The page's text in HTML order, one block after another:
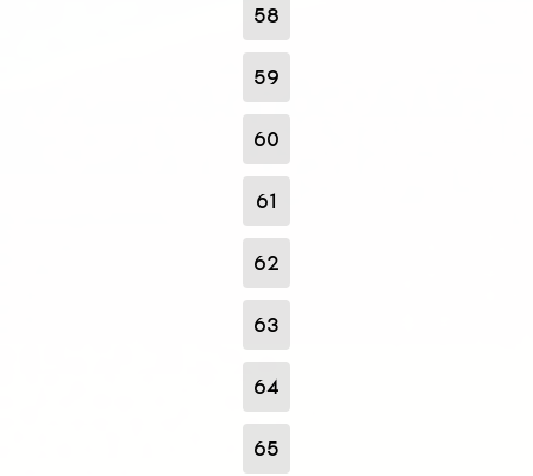
58
59
60
61
62
63
64
65